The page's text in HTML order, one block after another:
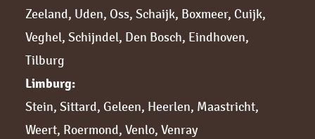
Zeeland, Uden, Oss, Schaijk, Boxmeer, Cuijk,
Veghel, Schijndel, Den Bosch, Eindhoven,
Tilburg
Limburg:
Stein, Sittard, Geleen, Heerlen, Maastricht,
Weert, Roermond, Venlo, Venray